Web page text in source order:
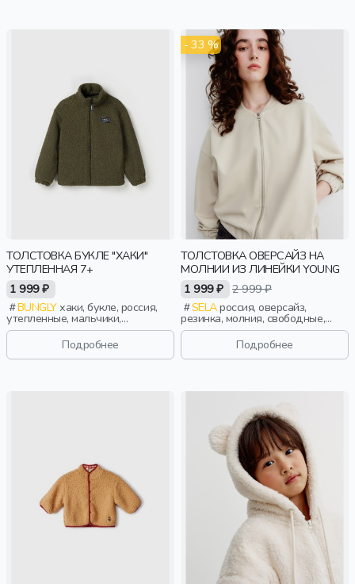
ТОЛСТОВКА БУКЛЕ "ХАКИ"
УТЕПЛЕННАЯ 7+
1 999 ₽
BUNGLYхаки, букле, россия,
утепленные, мальчики,
школьники, подростки, дети
Подробнее
- 33 %
ТОЛСТОВКА ОВЕРСАЙЗ НА
МОЛНИИ ИЗ ЛИНЕЙКИ YOUNG
1 999 ₽ 2 999 ₽
SELAроссия, оверсайз,
резинка, молния, свободные,
эластичные, девочки,
старшеклассники, дети
Подробнее